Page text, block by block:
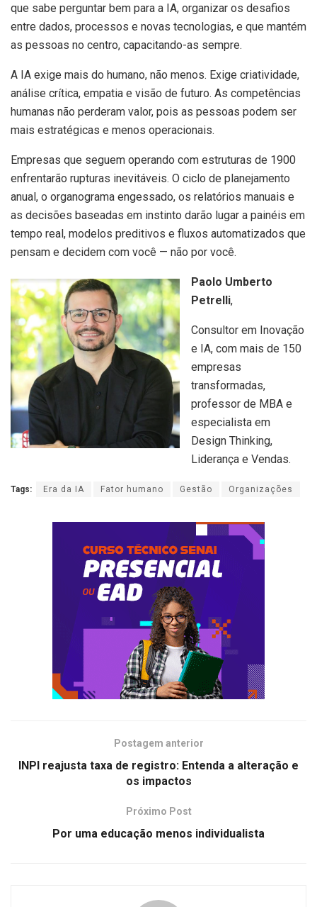
que sabe perguntar bem para a IA, organizar os desafios
entre dados, processos e novas tecnologias, e que mantém
as pessoas no centro, capacitando-as sempre.
A IA exige mais do humano, não menos. Exige criatividade,
análise crítica, empatia e visão de futuro. As competências
humanas não perderam valor, pois as pessoas podem ser
mais estratégicas e menos operacionais.
Empresas que seguem operando com estruturas de 1900
enfrentarão rupturas inevitáveis. O ciclo de planejamento
anual, o organograma engessado, os relatórios manuais e
as decisões baseadas em instinto darão lugar a painéis em
tempo real, modelos preditivos e fluxos automatizados que
pensam e decidem com você — não por você.
Paolo Umberto
Petrelli,
Consultor em Inovação
e IA, com mais de 150
empresas
transformadas,
professor de MBA e
especialista em
Design Thinking,
Liderança e Vendas.
Tags: Era da IA Fator humano Gestão Organizações
Postagem anterior
INPI reajusta taxa de registro: Entenda a alteração e
os impactos
Próximo Post
Por uma educação menos individualista